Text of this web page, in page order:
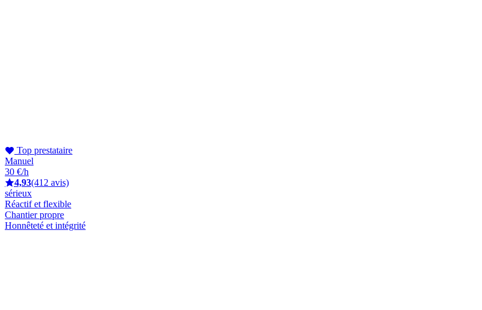
Top prestataire
Manuel
30 €/h
4,93(412 avis)
sérieux
Réactif et flexible
Chantier propre
Honnêteté et intégrité